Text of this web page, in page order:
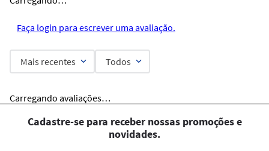
Faça login para escrever uma avaliação.
Mais recentes Todos
Carregando avaliações…
Cadastre-se para receber nossas promoções e
novidades.